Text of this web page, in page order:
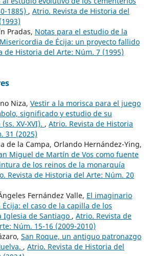
1885) , Atrio. Revista de Historia del
Pradas, Notas para el estudio de la
de Écija: un proyecto fallido
de Historia del Arte: Núm. 7 (1995)
Niza, Vestir a la morisca para el juego
significado y estudio de su
XV-XVI). , Atrio. Revista de Historia
31 (2025)
de la Campa, Orlando Hernández-Ying,
Miguel de Martín de Vos como fuente
de los reinos de la monarquía
Revista de Historia del Arte: Núm. 20
Fernández Valle, El imaginario
el caso de la capilla de los
Iglesia de Santiago , Atrio. Revista de
Núm. 15-16 (2009-2010)
San Roque, un antiguo patronazgo
, Atrio. Revista de Historia del